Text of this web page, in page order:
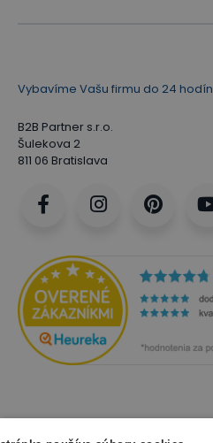
Vybavíme Vašu firmu do 24 hodín
B2B Partner s.r.o.
Šulekova 2
811 06 Bratislava